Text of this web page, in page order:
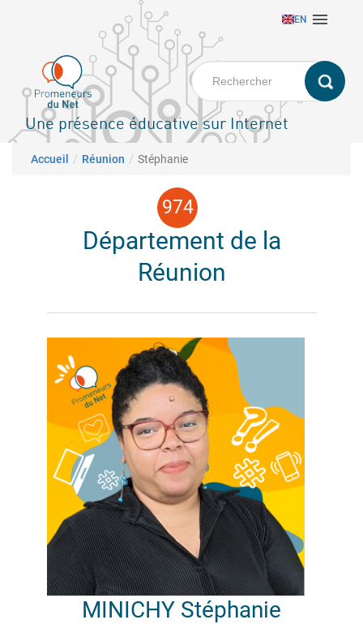
principal
EN 
Une présence éducative sur Internet
Fil d'Ariane
Accueil Réunion Stéphanie
Département de la
Réunion
MINICHY Stéphanie